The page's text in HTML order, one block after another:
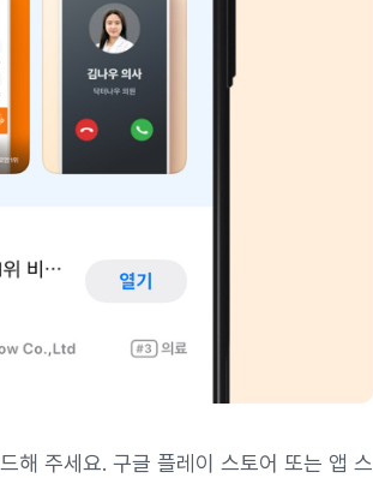
해 주세요. 구글 플레이 스토어 또는 앱 스